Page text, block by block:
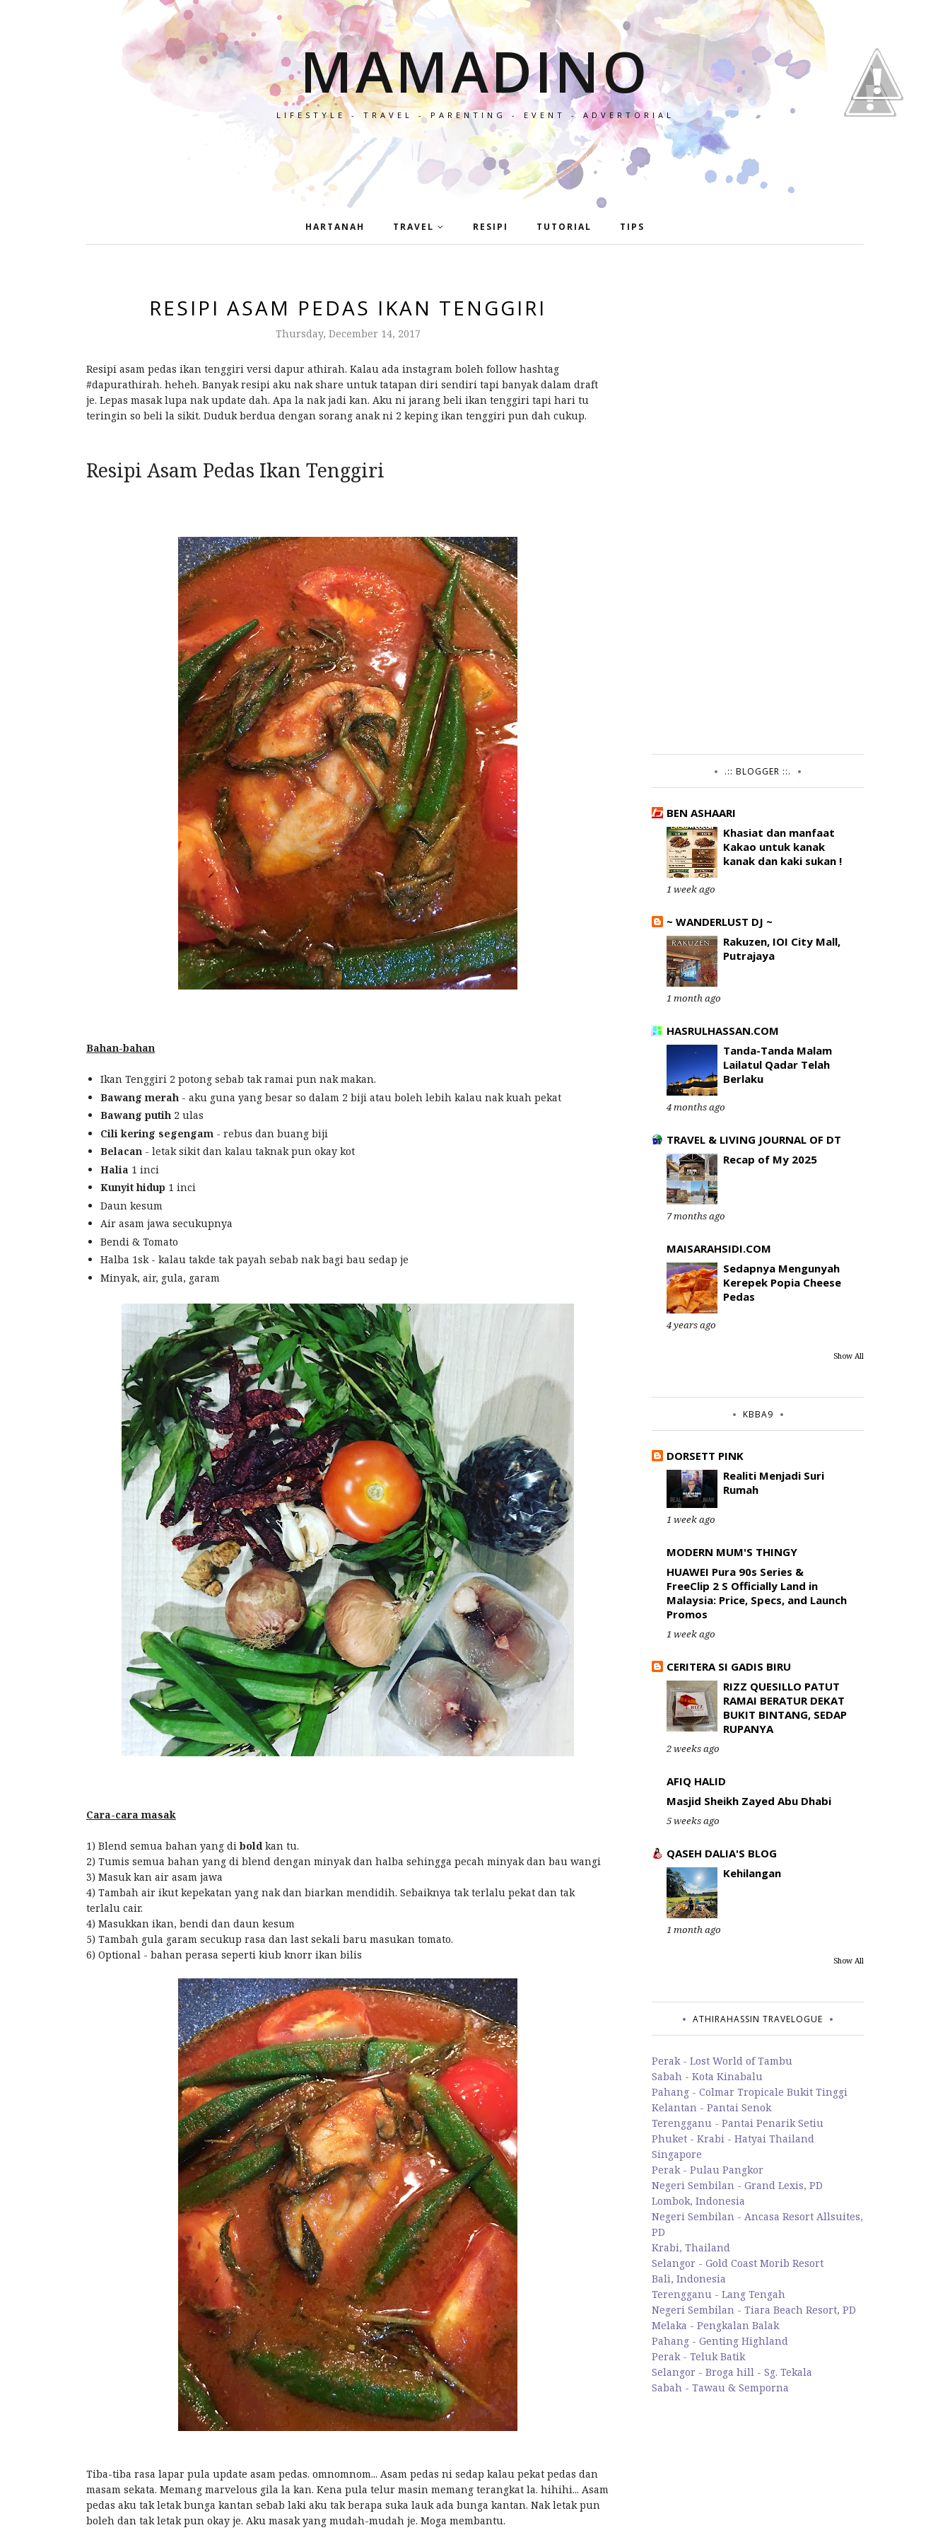
MAMADINO
LIFESTYLE - TRAVEL - PARENTING - EVENT - ADVERTORIAL
HARTANAH TRAVEL RESIPI TUTORIAL TIPS
RESIPI ASAM PEDAS IKAN TENGGIRI
Thursday, December 14, 2017
Resipi asam pedas ikan tenggiri versi dapur athirah. Kalau ada instagram boleh follow hashtag
#dapurathirah. heheh. Banyak resipi aku nak share untuk tatapan diri sendiri tapi banyak dalam draft
je. Lepas masak lupa nak update dah. Apa la nak jadi kan. Aku ni jarang beli ikan tenggiri tapi hari tu
teringin so beli la sikit. Duduk berdua dengan sorang anak ni 2 keping ikan tenggiri pun dah cukup.
Resipi Asam Pedas Ikan Tenggiri
Bahan-bahan
Ikan Tenggiri 2 potong sebab tak ramai pun nak makan.
Bawang merah - aku guna yang besar so dalam 2 biji atau boleh lebih kalau nak kuah pekat
Bawang putih2 ulas
Cili kering segengam - rebus dan buang biji
Belacan- letak sikit dan kalau taknak pun okay kot
Halia 1 inci
Kunyit hidup 1 inci
Daun kesum
Air asam jawa secukupnya
Bendi & Tomato
Halba 1sk - kalau takde tak payah sebab nak bagi bau sedap je
Minyak, air, gula, garam
Cara-cara masak
1) Blend semua bahan yang diboldkan tu.
2) Tumis semua bahan yang di blend dengan minyak dan halba sehingga pecah minyak dan bau wangi
3) Masuk kan air asam jawa
4) Tambah air ikut kepekatan yang nak dan biarkan mendidih. Sebaiknya tak terlalu pekat dan tak
terlalu cair.
4) Masukkan ikan, bendi dan daun kesum
5) Tambah gula garam secukup rasa dan last sekali baru masukan tomato.
6) Optional - bahan perasa seperti kiub knorr ikan bilis
Tiba-tiba rasa lapar pula update asam pedas. omnomnom... Asam pedas ni sedap kalau pekat pedas dan
masam sekata. Memang marvelous gila la kan. Kena pula telur masin memang terangkat la. hihihi... Asam
pedas aku tak letak bunga kantan sebab laki aku tak berapa suka lauk ada bunga kantan. Nak letak pun
boleh dan tak letak pun okay je. Aku masak yang mudah-mudah je. Moga membantu.
.:: BLOGGER ::.
BEN ASHAARI
Khasiat dan manfaat
Kakao untuk kanak
kanak dan kaki sukan !
1 week ago
~ WANDERLUST DJ ~
Rakuzen, IOI City Mall,
Putrajaya
1 month ago
HASRULHASSAN.COM
Tanda-Tanda Malam
Lailatul Qadar Telah
Berlaku
4 months ago
TRAVEL & LIVING JOURNAL OF DT
Recap of My 2025
7 months ago
MAISARAHSIDI.COM
Sedapnya Mengunyah
Kerepek Popia Cheese
Pedas
4 years ago
Show All
KBBA9
DORSETT PINK
Realiti Menjadi Suri
Rumah
1 week ago
MODERN MUM'S THINGY
HUAWEI Pura 90s Series &
FreeClip 2 S Officially Land in
Malaysia: Price, Specs, and Launch
Promos
1 week ago
CERITERA SI GADIS BIRU
RIZZ QUESILLO PATUT
RAMAI BERATUR DEKAT
BUKIT BINTANG, SEDAP
RUPANYA
2 weeks ago
AFIQ HALID
Masjid Sheikh Zayed Abu Dhabi
5 weeks ago
QASEH DALIA'S BLOG
Kehilangan
1 month ago
Show All
ATHIRAHASSIN TRAVELOGUE
Perak - Lost World of Tambu
Sabah - Kota Kinabalu
Pahang - Colmar Tropicale Bukit Tinggi
Kelantan - Pantai Senok
Terengganu - Pantai Penarik Setiu
Phuket - Krabi - Hatyai Thailand
Singapore
Perak - Pulau Pangkor
Negeri Sembilan - Grand Lexis, PD
Lombok, Indonesia
Negeri Sembilan - Ancasa Resort Allsuites,
PD
Krabi, Thailand
Selangor - Gold Coast Morib Resort
Bali, Indonesia
Terengganu - Lang Tengah
Negeri Sembilan - Tiara Beach Resort, PD
Melaka - Pengkalan Balak
Pahang - Genting Highland
Perak - Teluk Batik
Selangor - Broga hill - Sg. Tekala
Sabah - Tawau & Semporna